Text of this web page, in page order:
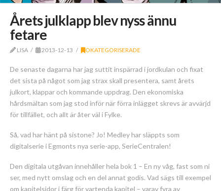
Årets julklapp blev nyss ännu
fetare
LISA 2013-12-13 OKATEGORISERADE
De senaste dagarna har jag suttit inspärrad i jordkulan och fixat
det sista på något som jag strax skall presentera, samt årets
julkort, klappar och kommande uppdrag. Den ekonomiska
hårdsmältan som jag stod inför när förra inlägget skrevs är avvärjd
för tillfället, och allt är åter väl i Fylke.
Så, vad har hänt på sistone? Jo! Medley har släppts som
digitalserie i Egmonts nya serie-app, SerieCentralen!
Den digitala utgåvan innehåller hela bok 1 – En ny våg, fast som ni
ser, med nytt omslag och en del annat godis. Vad sägs till exempel
om kapitelsidor i färg för vartenda kapitel – varav fyra av